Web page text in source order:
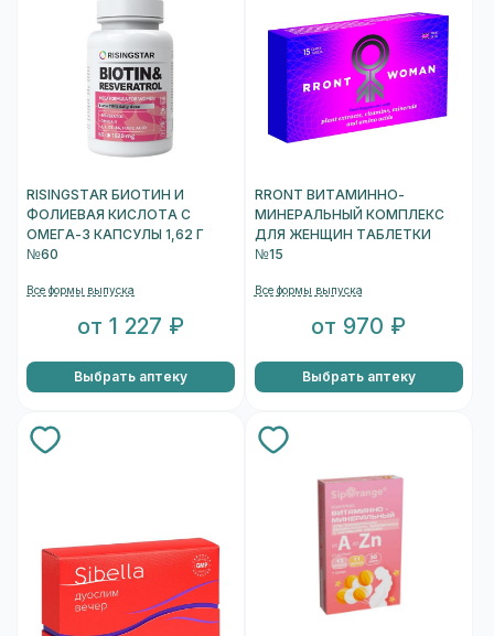
RISINGSTAR БИОТИН И
ФОЛИЕВАЯ КИСЛОТА С
ОМЕГА-3 КАПСУЛЫ 1,62 Г
№60
Все формы выпуска
от 1 227 ₽
Выбрать аптеку
RRONT ВИТАМИННО-
МИНЕРАЛЬНЫЙ КОМПЛЕКС
ДЛЯ ЖЕНЩИН ТАБЛЕТКИ
№15
Все формы выпуска
от 970 ₽
Выбрать аптеку